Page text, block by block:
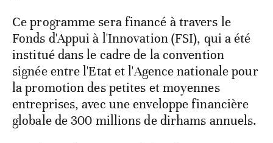
Ce programme sera financé à travers le
Fonds d'Appui à l'Innovation (FSI), qui a été
institué dans le cadre de la convention
signée entre l'Etat et l'Agence nationale pour
la promotion des petites et moyennes
entreprises, avec une enveloppe financière
globale de 300 millions de dirhams annuels.